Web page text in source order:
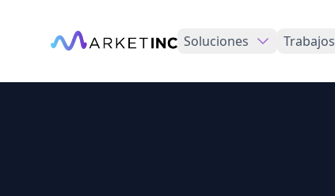
Soluciones Trabajos